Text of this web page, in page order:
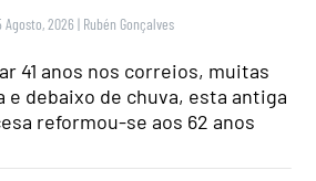
Agosto, 2026 | Rubén Gonçalves
41 anos nos correios, muitas
e debaixo de chuva, esta antiga
reformou-se aos 62 anos